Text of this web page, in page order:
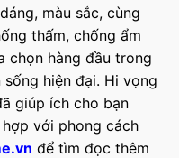
màu sắc, cùng
thấm, chống ẩm
chọn hàng đầu trong
hiện đại. Hi vọng
giúp ích cho bạn
với phong cách
để tìm đọc thêm